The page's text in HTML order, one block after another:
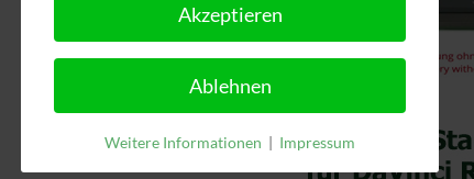
Akzeptieren
Ablehnen
Weitere Informationen | Impressum